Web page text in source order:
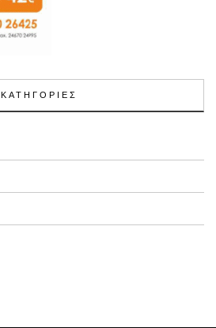
ΚΑΤΗΓΟΡΙΕΣ